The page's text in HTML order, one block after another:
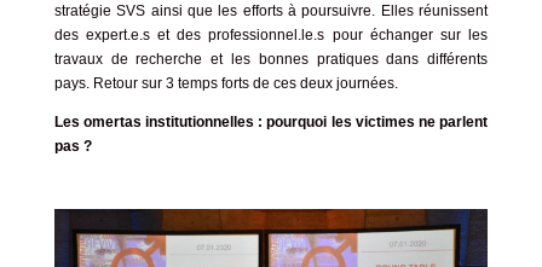
stratégie SVS ainsi que les efforts à poursuivre. Elles réunissent
des expert.e.s et des professionnel.le.s pour échanger sur les
travaux de recherche et les bonnes pratiques dans différents
pays. Retour sur 3 temps forts de ces deux journées.
Les omertas institutionnelles : pourquoi les victimes ne parlent
pas ?